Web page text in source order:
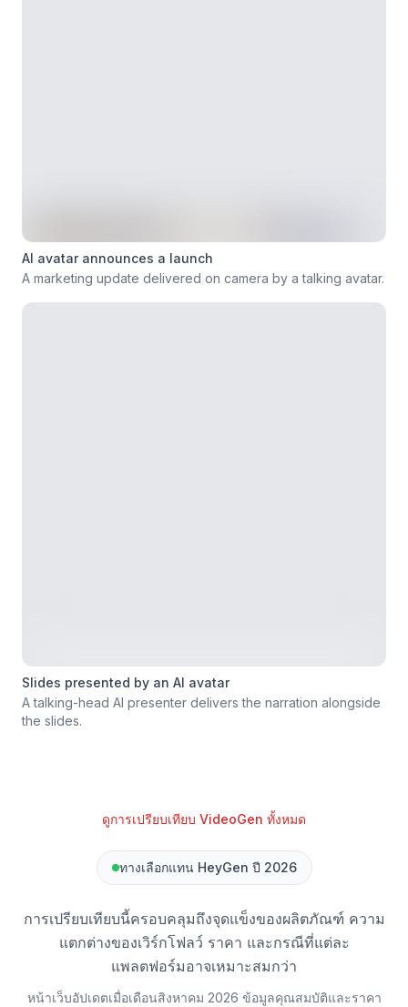
AI avatar announces a launch
A marketing update delivered on camera by a talking avatar.
Slides presented by an AI avatar
A talking-head AI presenter delivers the narration alongside
the slides.
ดูการเปรียบเทียบ VideoGen ทั้งหมด
ทางเลือกแทน HeyGen ปี 2026
การเปรียบเทียบนี้ครอบคลุมถึงจุดแข็งของผลิตภัณฑ์ ความ
แตกต่างของเวิร์กโฟลว์ ราคา และกรณีที่แต่ละ
แพลตฟอร์มอาจเหมาะสมกว่า
หน้าเว็บอัปเดตเมื่อเดือนสิงหาคม 2026 ข้อมูลคุณสมบัติและราคา